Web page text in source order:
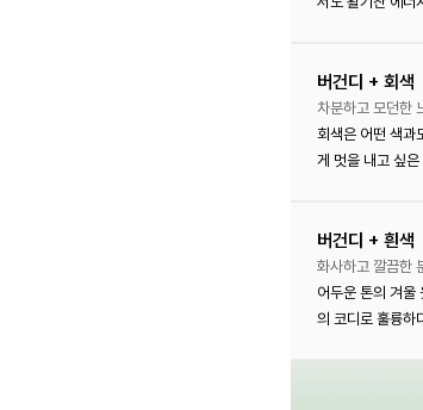
버건디 + 회색
차분하고 모던한
회색은 어떤 색과
게 멋을 내고 싶
버건디 + 흰색
화사하고 깔끔한
어두운 톤의 겨울
의 코디로 훌륭하